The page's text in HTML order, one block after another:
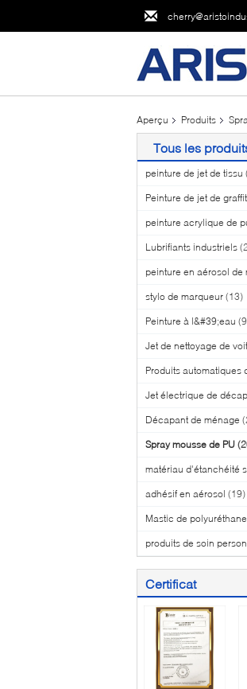
Aperçu Produits
Tous les
peinture de jet de tissu
Peinture de jet de
peinture acrylique de
Lubrifiants industriels
peinture en aérosol de
stylo de marqueur (13)
Peinture à l&#39;eau
Jet de nettoyage de
Produits automatiques
Jet électrique de
Décapant de ménage
Spray mousse de PU
matériau d'étanchéité
adhésif en aérosol (19)
Mastic de polyuréthane
produits de soin
Certificat